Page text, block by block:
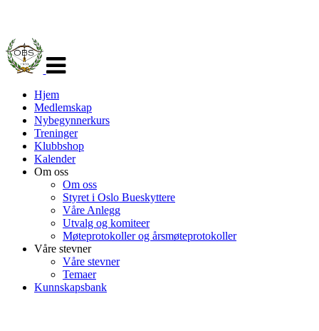
navigasjon
Hjem
Medlemskap
Nybegynnerkurs
Treninger
Klubbshop
Kalender
Om oss
Om oss
Styret i Oslo Bueskyttere
Våre Anlegg
Utvalg og komiteer
Møteprotokoller og årsmøteprotokoller
Våre stevner
Våre stevner
Temaer
Kunnskapsbank